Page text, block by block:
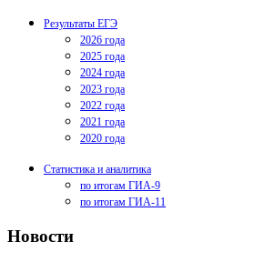
Результаты ЕГЭ
2026 года
2025 года
2024 года
2023 года
2022 года
2021 года
2020 года
Статистика и аналитика
по итогам ГИА-9
по итогам ГИА-11
Новости